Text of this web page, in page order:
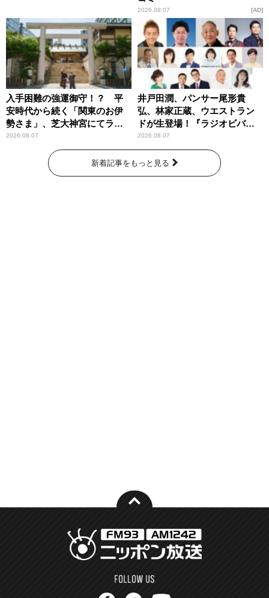
2026.08.07 AD
入手困難の強運御守！？ 平
安時代から続く「関東のお伊
勢さま」、芝大神宮にてラン
パンプスが合格祈願！
2026.08.07
井戸田潤、パンサー尾形貴
弘、林家正蔵、ウエストラン
ドが生登場！『ラジオビバリ
ー昼ズ』
2026.08.07
新着記事をもっと見る